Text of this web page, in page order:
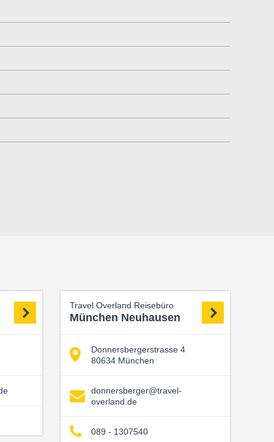
Travel Overland Reisebüro
München Neuhausen
Donnersbergerstrasse 4
80634 München
donnersberger@travel-
overland.de
089 - 1307540